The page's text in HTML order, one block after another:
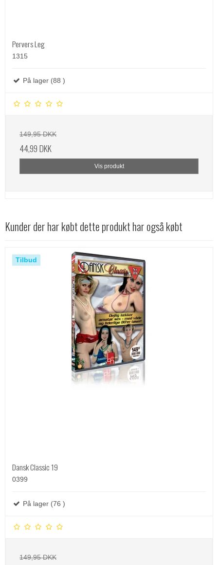
Pervers Leg
1315
På lager (88 )
149,95 DKK
44,99 DKK
Vis produkt
Kunder der har købt dette produkt har også købt
Tilbud
Dansk Classic 19
0399
På lager (76 )
149,95 DKK